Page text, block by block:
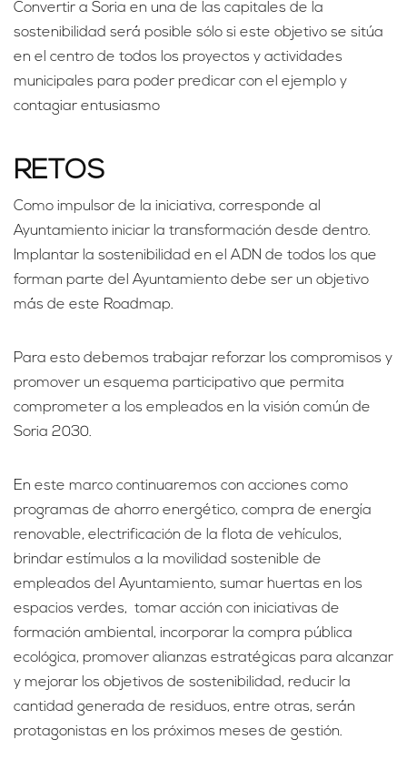
Convertir a Soria en una de las capitales de la
sostenibilidad será posible sólo si este objetivo se sitúa
en el centro de todos los proyectos y actividades
municipales para poder predicar con el ejemplo y
contagiar entusiasmo
RETOS
Como impulsor de la iniciativa, corresponde al
Ayuntamiento iniciar la transformación desde dentro.
Implantar la sostenibilidad en el ADN de todos los que
forman parte del Ayuntamiento debe ser un objetivo
más de este Roadmap.
Para esto debemos trabajar reforzar los compromisos y
promover un esquema participativo que permita
comprometer a los empleados en la visión común de
Soria 2030.
En este marco continuaremos con acciones como
programas de ahorro energético, compra de energía
renovable, electrificación de la flota de vehículos,
brindar estímulos a la movilidad sostenible de
empleados del Ayuntamiento, sumar huertas en los
espacios verdes, tomar acción con iniciativas de
formación ambiental, incorporar la compra pública
ecológica, promover alianzas estratégicas para alcanzar
y mejorar los objetivos de sostenibilidad, reducir la
cantidad generada de residuos, entre otras, serán
protagonistas en los próximos meses de gestión.